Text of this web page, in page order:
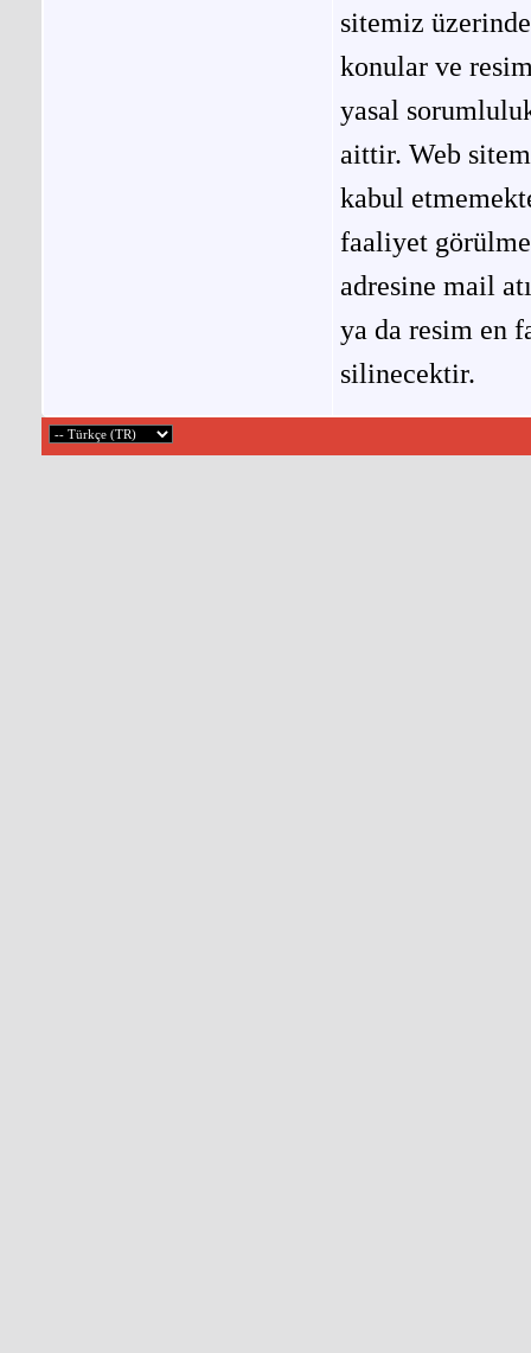
sitemiz
konular ve
yasal
aittir. Web
kabul
faaliyet
adresine mail
ya da resim en
silinecektir.